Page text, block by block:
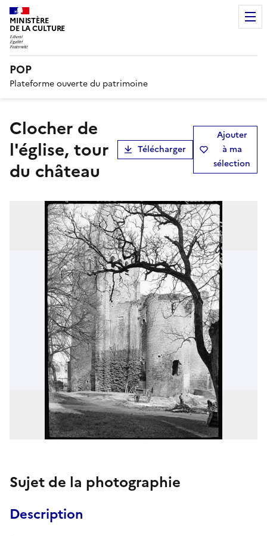
MINISTÈRE
DE LA CULTURE
POP
Plateforme ouverte du patrimoine
Clocher de
l'église, tour
du château
Télécharger
Ajouter
à ma
sélection
Sujet de la photographie
Description